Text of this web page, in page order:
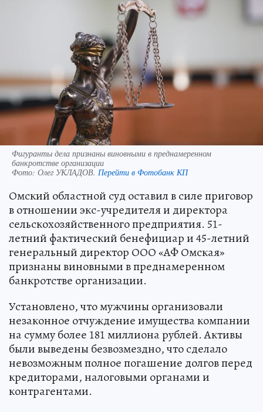
Фигуранты дела признаны виновными в преднамеренном
банкротстве организации
Фото: Олег УКЛАДОВ. Перейти в Фотобанк КП
Омский областной суд оставил в силе приговор
в отношении экс-учредителя и директора
сельскохозяйственного предприятия. 51-
летний фактический бенефициар и 45-летний
генеральный директор ООО «АФ Омская»
признаны виновными в преднамеренном
банкротстве организации.
Установлено, что мужчины организовали
незаконное отчуждение имущества компании
на сумму более 181 миллиона рублей. Активы
были выведены безвозмездно, что сделало
невозможным полное погашение долгов перед
кредиторами, налоговыми органами и
контрагентами.